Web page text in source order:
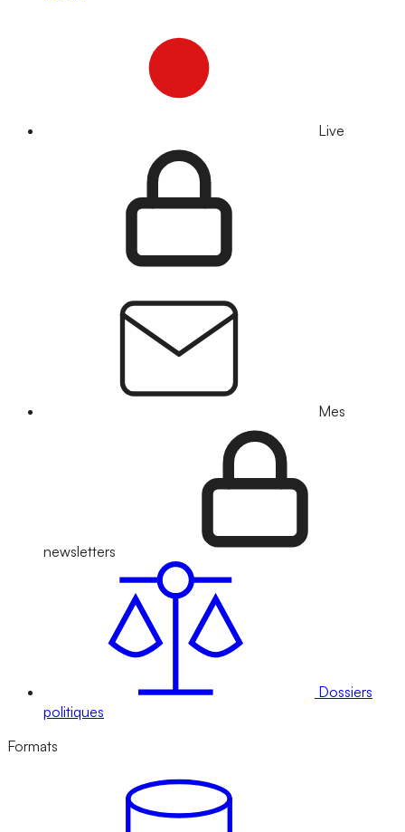
Live
Mes
newsletters
Dossiers
politiques
Formats